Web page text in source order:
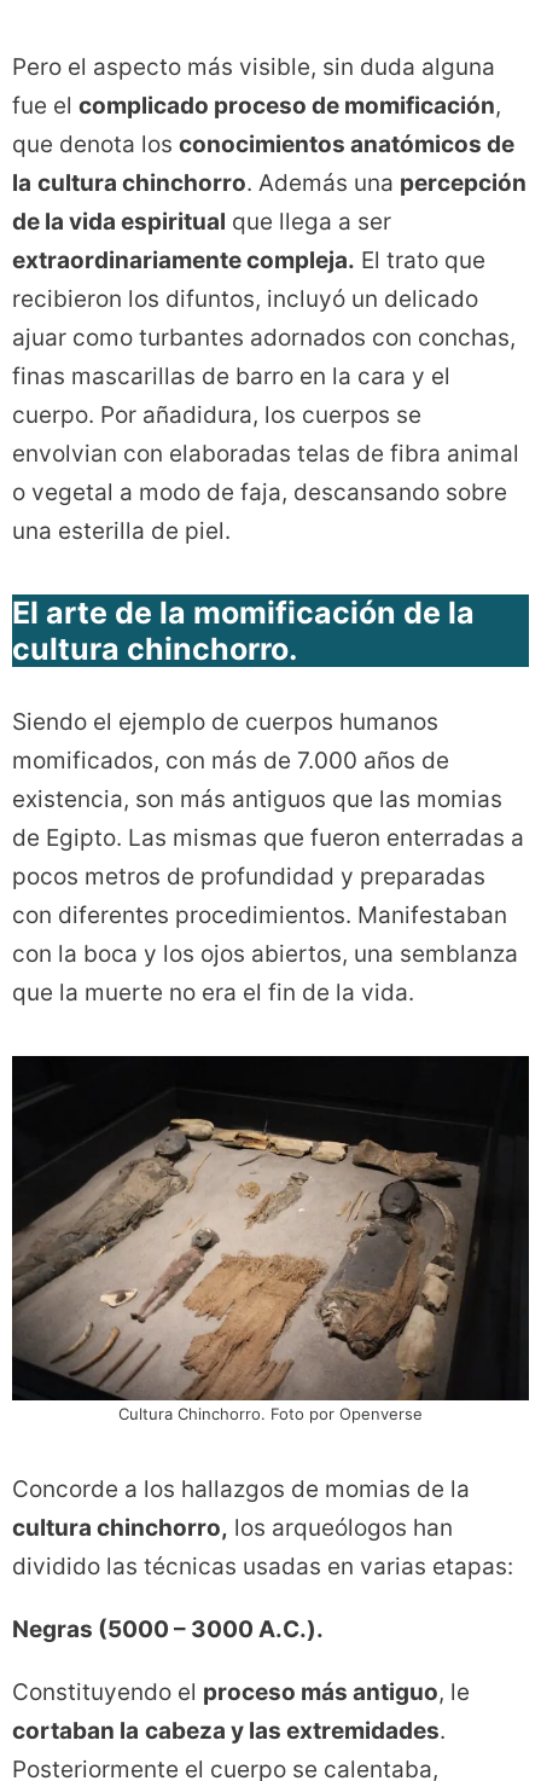
Pero el aspecto más visible, sin duda alguna
fue el complicado proceso de momificación,
que denota los conocimientos anatómicos de
la cultura chinchorro. Además una percepción
de la vida espiritual que llega a ser
extraordinariamente compleja. El trato que
recibieron los difuntos, incluyó un delicado
ajuar como turbantes adornados con conchas,
finas mascarillas de barro en la cara y el
cuerpo. Por añadidura, los cuerpos se
envolvian con elaboradas telas de fibra animal
o vegetal a modo de faja, descansando sobre
una esterilla de piel.
El arte de la momificación de la
cultura chinchorro.
Siendo el ejemplo de cuerpos humanos
momificados, con más de 7.000 años de
existencia, son más antiguos que las momias
de Egipto. Las mismas que fueron enterradas a
pocos metros de profundidad y preparadas
con diferentes procedimientos. Manifestaban
con la boca y los ojos abiertos, una semblanza
que la muerte no era el fin de la vida.
Cultura Chinchorro. Foto por Openverse
Concorde a los hallazgos de momias de la
cultura chinchorro, los arqueólogos han
dividido las técnicas usadas en varias etapas:
Negras (5000 – 3000 A.C.).
Constituyendo el proceso más antiguo, le
cortaban la cabeza y las extremidades.
Posteriormente el cuerpo se calentaba,